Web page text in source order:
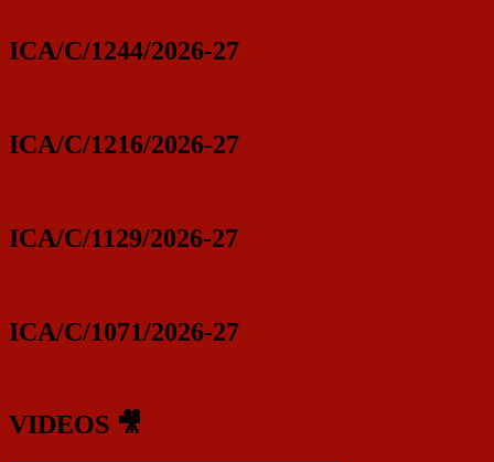
ICA/C/1244/2026-27
ICA/C/1216/2026-27
ICA/C/1129/2026-27
ICA/C/1071/2026-27
VIDEOS 🎥